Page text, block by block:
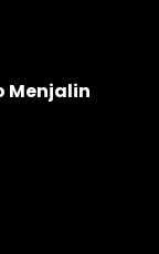
Menjalin